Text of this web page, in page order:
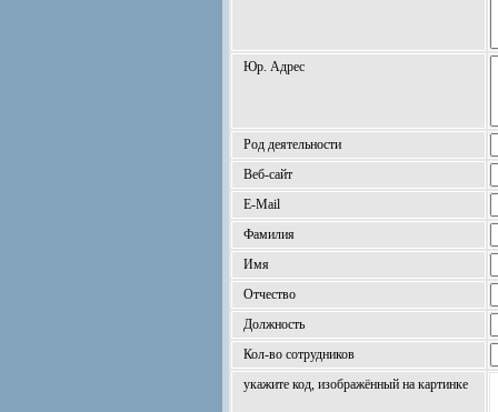
Юр. Адрес
Род деятельности
Веб-сайт
E-Mail
Фамилия
Имя
Отчество
Должность
Кол-во сотрудников
укажите код, изображённый на картинке